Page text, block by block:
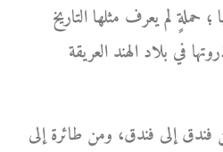
؛ حملةٍ لم يعرف مثلها التاريخ
في بلاد الهند العريقة
فندق إلى فندق، ومن طائرة إلى